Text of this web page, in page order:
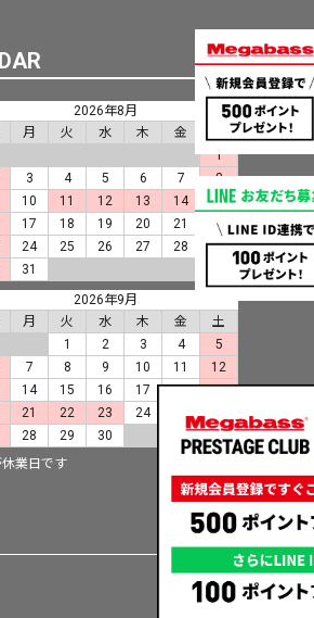
2026年8月
月 火 水 木 金
1
3 4 5 6 7
8
10 11 12 13 14
15
17 18 19 20 21
22
24 25 26 27 28
29
31
2026年9月
月 火 水 木 金
土
1
2 3 4
5
7 8 9 10 11
12
14 15 16 17 18
19
21 22 23 24 25
28 29
30
休業日です